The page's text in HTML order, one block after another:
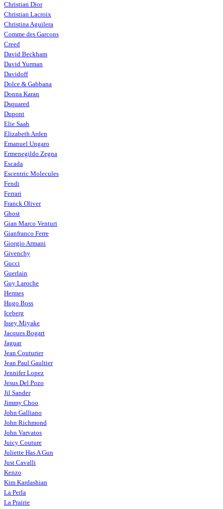
Christian Dior
Christian Lacroix
Christina Aguilera
Comme des Garcons
Creed
David Beckham
David Yurman
Davidoff
Dolce & Gabbana
Donna Karan
Dsquared
Dupont
Elie Saab
Elizabeth Arden
Emanuel Ungaro
Ermenegildo Zegna
Escada
Escentric Molecules
Fendi
Ferrari
Franck Oliver
Ghost
Gian Marco Venturi
Gianfranco Ferre
Giorgio Armani
Givenchy
Gucci
Guerlain
Guy Laroche
Hermes
Hugo Boss
Iceberg
Issey Miyake
Jacques Bogart
Jaguar
Jean Couturier
Jean Paul Gaultier
Jennifer Lopez
Jesus Del Pozo
Jil Sander
Jimmy Choo
John Galliano
John Richmond
John Varvatos
Juicy Couture
Juliette Has A Gun
Just Cavalli
Kenzo
Kim Kardashian
La Perla
La Prairie